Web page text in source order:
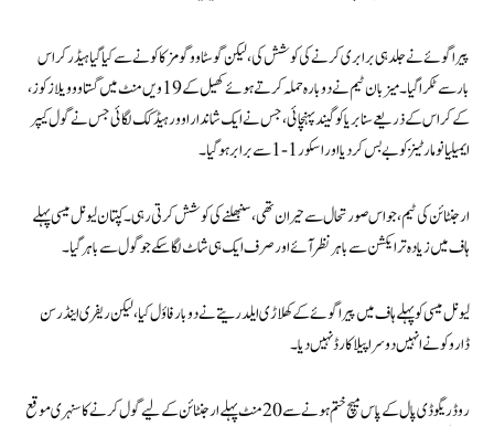
پیراگوئے نے جلد ہی برابری کرنے کی کوشش کی، لیکن گوسٹاوو گومز کا کونے سے کیا گیا ہیڈر کراس
بار سے ٹکرا گیا۔ میزبان ٹیم نے دوبارہ حملہ کرتے ہوئے کھیل کے 19 ویں منٹ میں گستاوو ویلازکوز ،
کے کراس کے ذریعے سنابریا کو گیند پہنچائی، جس نے ایک شاندار اوور ہیڈ کک لگائی جس نے گول کیپر
ایمیلیانو مارٹینز کو بے بس کر دیا اور اسکور 1-1 سے برابر ہوگیا۔
ارجنٹائن کی ٹیم، جو اس صورتحال سے حیران تھی، سنبھلنے کی کوشش کرتی رہی۔ کپتان لیونل میسی پہلے
ہاف میں زیادہ تر ایکشن سے باہر نظر آئے اور صرف ایک ہی شاٹ لگا سکے جو گول سے باہر گیا۔
لیونل میسی کو پہلے ہاف میں پیراگوئے کے کھلاڑی ایلدریتے نے دو بار فاؤل کیا، لیکن ریفری اینڈرسن
ڈاروکو نے انہیں دوسرا پیلا کارڈ نہیں دیا۔
روڈریگو ڈی پال کے پاس میچ ختم ہونے سے 20 منٹ پہلے ارجنٹائن کے لیے گول کرنے کا سنہری موقع